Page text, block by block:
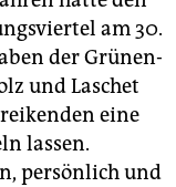
am 30.
der Grünen-
und Laschet
eine
lassen.
persönlich und